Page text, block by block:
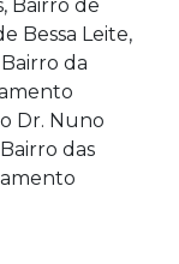
Bairro de
Bessa Leite,
da
Dr. Nuno
das